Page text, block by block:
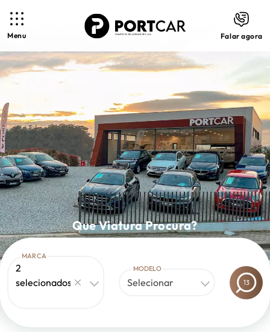
Menu Falar agora
Que Viatura Procura?
MARCA
2
selecionados
MODELO
Selecionar 13